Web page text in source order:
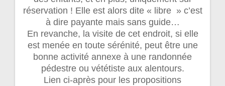
réservation ! Elle est alors dite « libre » c’est
à dire payante mais sans guide…
En revanche, la visite de cet endroit, si elle
est menée en toute sérénité, peut être une
bonne activité annexe à une randonnée
pédestre ou vététiste aux alentours.
Lien ci-après pour les propositions